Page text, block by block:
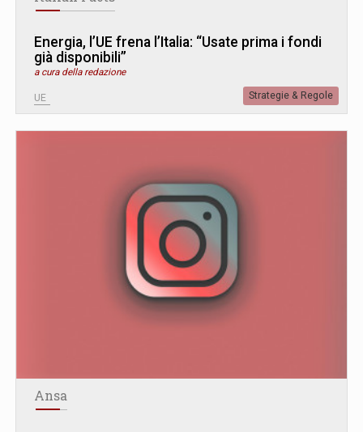
Energia, l’UE frena l’Italia: “Usate prima i fondi
già disponibili”
a cura della redazione
UE Strategie & Regole
Ansa